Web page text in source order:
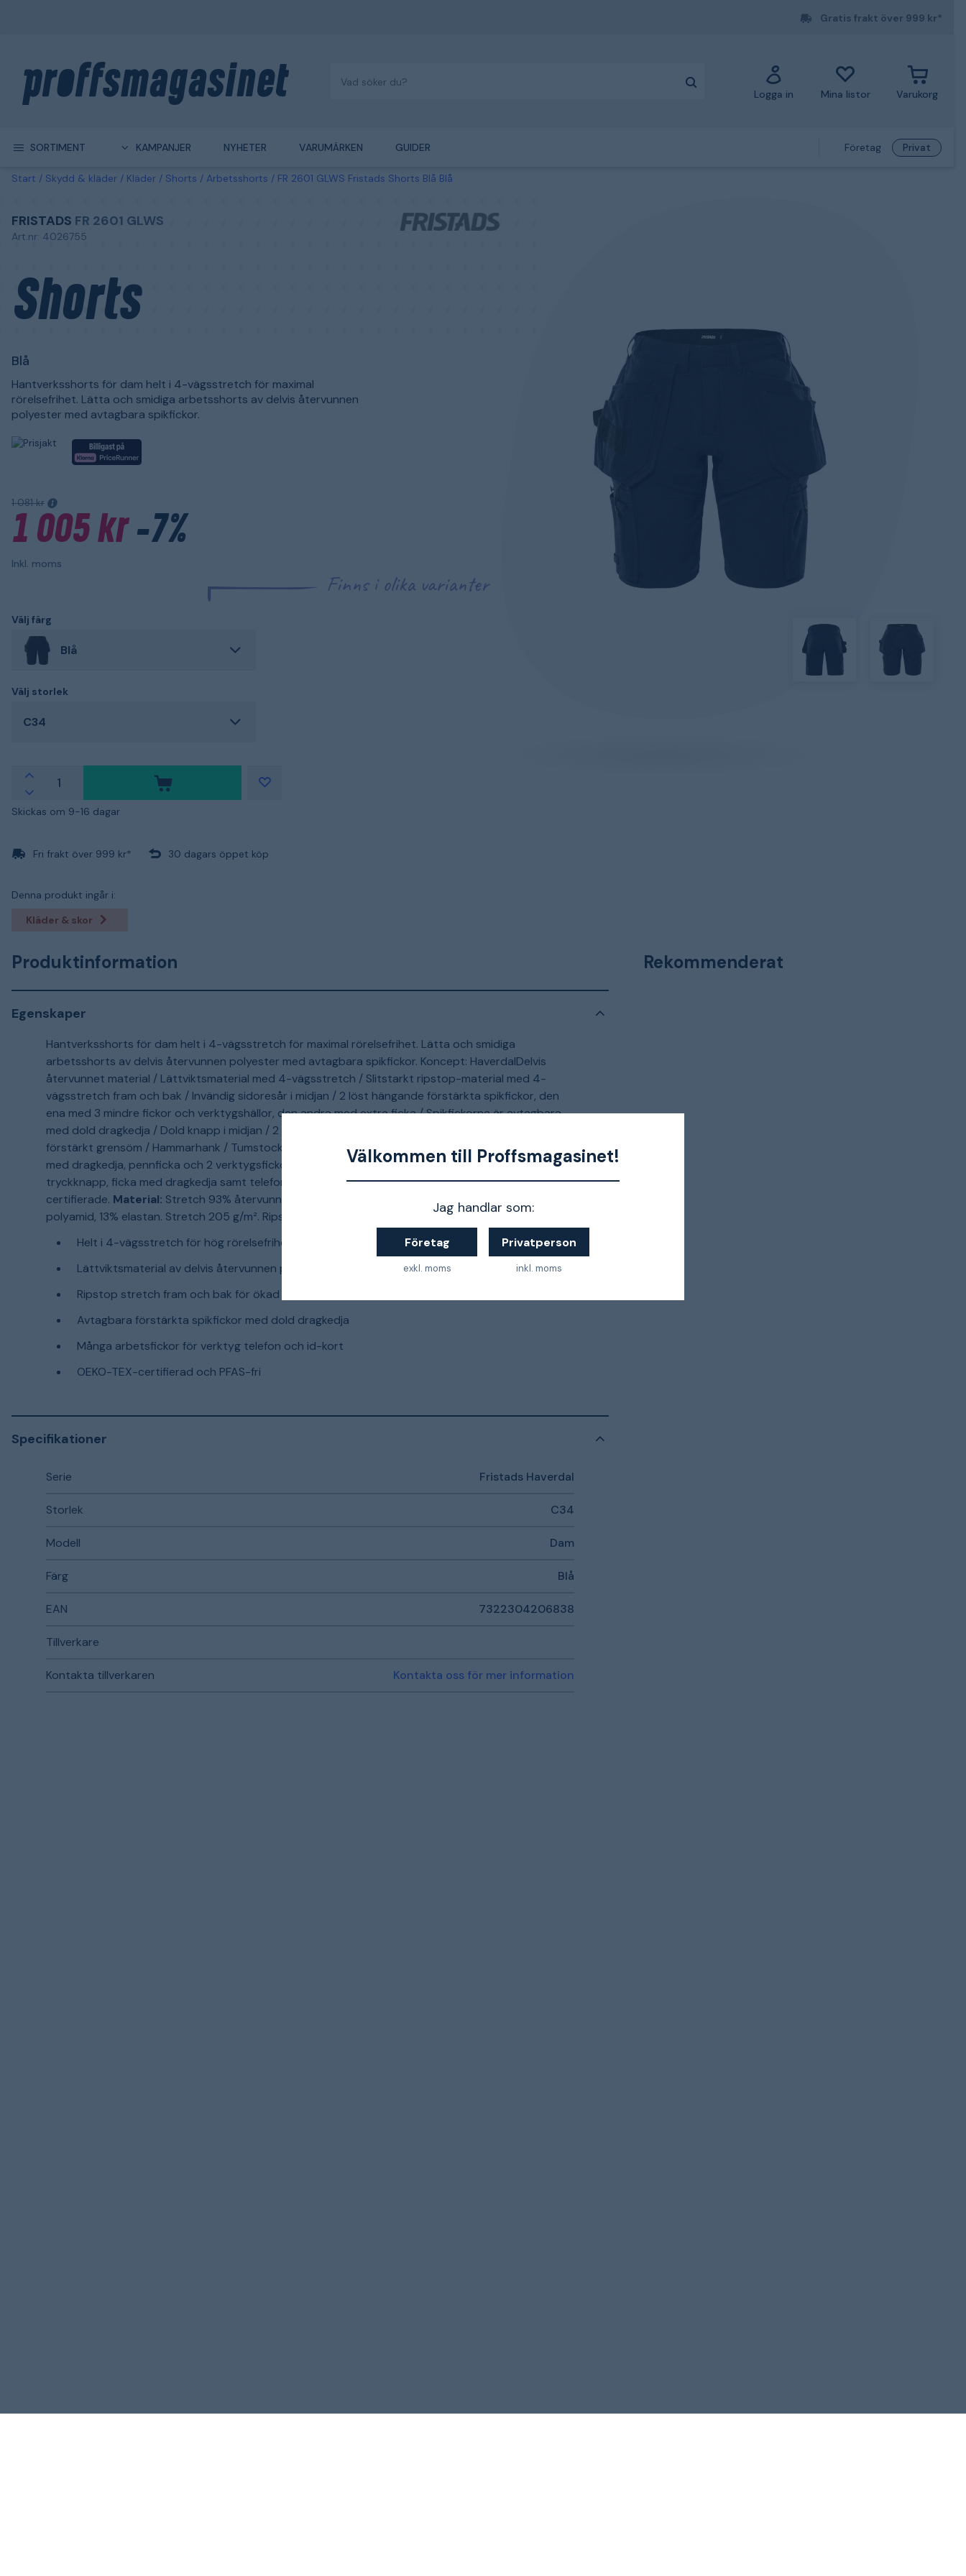
Välkommen till Proffsmagasinet!
Jag handlar som:
Företag
exkl. moms
Privatperson
inkl. moms
Gratis frakt över 999 kr*
Logga in Mina listor Varukorg
SORTIMENT KAMPANJER NYHETER VARUMÄRKEN GUIDER Företag Privat
Start Skydd & kläder Kläder Shorts Arbetsshorts FR 2601 GLWS Fristads Shorts Blå Blå
FRISTADS FR 2601 GLWS
Art.nr: 4026755
Shorts
Blå
Hantverksshorts för dam helt i 4-vägsstretch för maximal
rörelsefrihet. Lätta och smidiga arbetsshorts av delvis återvunnen
polyester med avtagbara spikfickor.
1 081 kr
1 005 kr-7%
Inkl. moms
Finns i olika varianter
Välj färg
Blå
Välj storlek
C34
Skickas om 9-16 dagar
Fri frakt över 999 kr* 30 dagars öppet köp
Denna produkt ingår i:
Kläder & skor
Produktinformation
Egenskaper
Hantverksshorts för dam helt i 4-vägsstretch för maximal rörelsefrihet. Lätta och smidiga
arbetsshorts av delvis återvunnen polyester med avtagbara spikfickor. Koncept: HaverdalDelvis
återvunnet material / Lättviktsmaterial med 4-vägsstretch / Slitstarkt ripstop-material med 4-
vägsstretch fram och bak / Invändig sidoresår i midjan / 2 löst hängande förstärkta spikfickor, den
ena med 3 mindre fickor och verktygshällor, den andra med extra ficka / Spikfickorna är avtagbara
med dold dragkedja / Dold knapp i midjan / 2 framfickor / 2 bakfickor med dragkedja / Dubbel
förstärkt grensöm / Hammarhank / Tumstocksficka i ripstop stretch, benficka med tryckknapp, ficka
med dragkedja, pennficka och 2 verktygsfickor samt knapp och hälla för kniv / Benficka med
tryckknapp, ficka med dragkedja samt telefonficka, id-kortsficka och D-ring under lock / OEKO-TEX-
certifierade. Material: Stretch 93% återvunnen polyester, 7% elastan. Ripstop stretch 87%
polyamid, 13% elastan. Stretch 205 g/m². Ripstop stretch 250 g/m².
Helt i 4-vägsstretch för hög rörelsefrihet
Lättviktsmaterial av delvis återvunnen polyester
Ripstop stretch fram och bak för ökad slitstyrka
Avtagbara förstärkta spikfickor med dold dragkedja
Många arbetsfickor för verktyg telefon och id-kort
OEKO-TEX-certifierad och PFAS-fri
Specifikationer
Serie Fristads Haverdal
Storlek C34
Modell Dam
Färg Blå
EAN 7322304206838
Tillverkare
Kontakta tillverkaren Kontakta oss för mer information
Rekommenderat